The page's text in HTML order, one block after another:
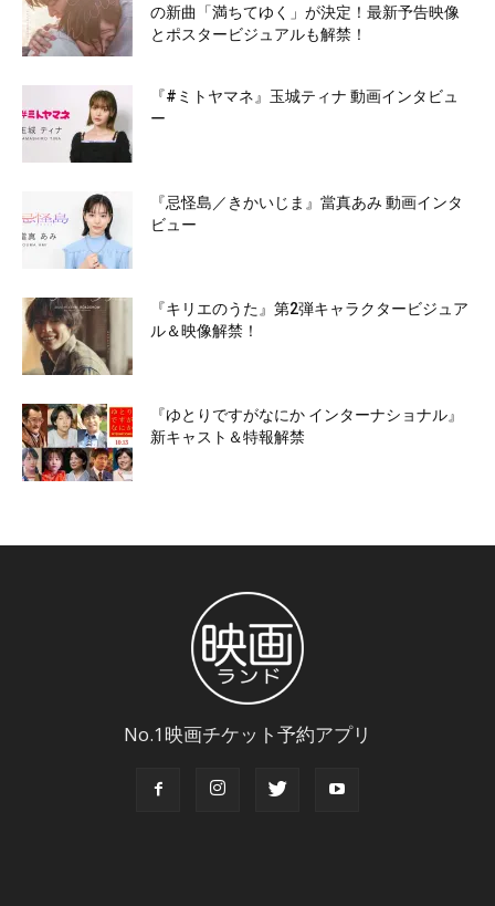
の新曲「満ちてゆく」が決定！最新予告映像
とポスタービジュアルも解禁！
『#ミトヤマネ』玉城ティナ 動画インタビュ
ー
『忌怪島／きかいじま』當真あみ 動画インタ
ビュー
『キリエのうた』第2弾キャラクタービジュア
ル＆映像解禁！
『ゆとりですがなにか インターナショナル』
新キャスト＆特報解禁
No.1映画チケット予約アプリ